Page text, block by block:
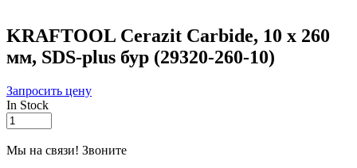
KRAFTOOL Cerazit Carbide, 10 х 260
мм, SDS-plus бур (29320-260-10)
Запросить цену
In Stock
KRAFTOOL
Cerazit
Carbide,
Мы на связи! Звоните